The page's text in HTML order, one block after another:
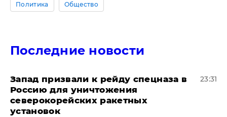
Политика Общество
Последние новости
Запад призвали к рейду спецназа в
Россию для уничтожения
северокорейских ракетных
установок
23:31